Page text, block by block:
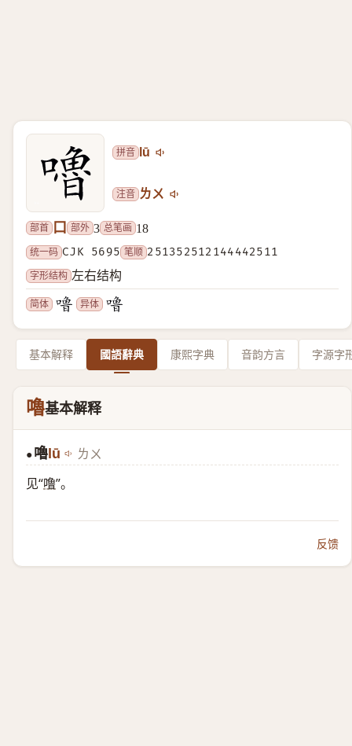
拼音 lū
注音 ㄌㄨ
部首 口 部外 3 总笔画 18
统一码 CJK 5695 笔顺 251352512144442511
字形结构 左右结构
简体 异体
基本解释 國語辭典 康熙字典 音韵方言 字源字
嚕基本解释
● 嚕 lū ㄌㄨ
见“噜”。
反馈